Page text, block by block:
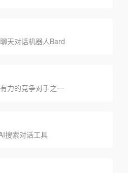
天对话机器人Bard
力的竞争对手之一
搜索对话工具